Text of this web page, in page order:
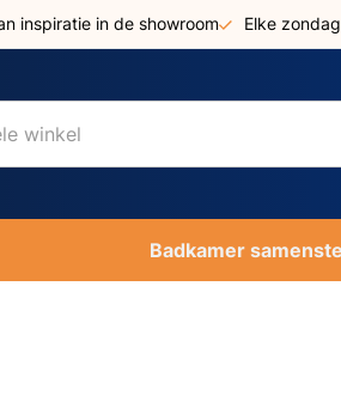
inspiratie in de showroom Elke
Badkamer